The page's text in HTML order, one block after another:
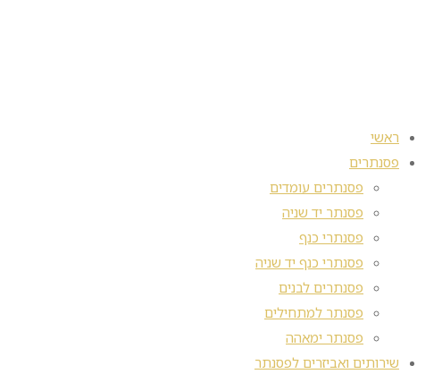
ראשי
פסנתרים
פסנתרים עומדים
פסנתר יד שניה
פסנתרי כנף
פסנתרי כנף יד שניה
פסנתרים לבנים
פסנתר למתחילים
פסנתר ימאהה
שירותים ואביזרים לפסנתר